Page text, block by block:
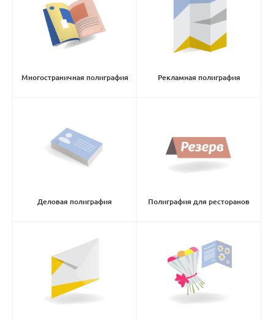
Многостраничная полиграфия Рекламная полиграфия
Деловая полиграфия Полиграфия для ресторанов